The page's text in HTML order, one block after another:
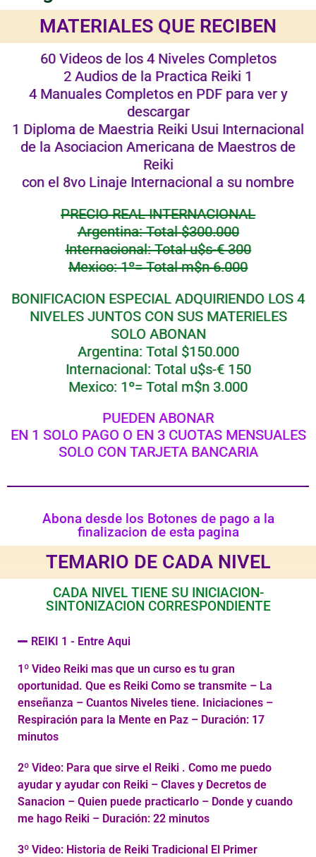
MATERIALES QUE RECIBEN
60 Videos de los 4 Niveles Completos
2 Audios de la Practica Reiki 1
4 Manuales Completos en PDF para ver y
descargar
1 Diploma de Maestria Reiki Usui Internacional
de la Asociacion Americana de Maestros de
Reiki
con el 8vo Linaje Internacional a su nombre
PRECIO REAL INTERNACIONAL
Argentina: Total $300.000
Internacional: Total u$s-€ 300
Mexico: 1º= Total m$n 6.000
BONIFICACION ESPECIAL ADQUIRIENDO LOS 4
NIVELES JUNTOS CON SUS MATERIELES
SOLO ABONAN
Argentina: Total $150.000
Internacional: Total u$s-€ 150
Mexico: 1º= Total m$n 3.000
PUEDEN ABONAR
EN 1 SOLO PAGO O EN 3 CUOTAS MENSUALES
SOLO CON TARJETA BANCARIA
Abona desde los Botones de pago a la
finalizacion de esta pagina
TEMARIO DE CADA NIVEL
CADA NIVEL TIENE SU INICIACION-
SINTONIZACION CORRESPONDIENTE
REIKI 1 - Entre Aqui
1º Video Reiki mas que un curso es tu gran
oportunidad. Que es Reiki Como se transmite – La
enseñanza – Cuantos Niveles tiene. Iniciaciones –
Respiración para la Mente en Paz – Duración: 17
minutos
2º Video: Para que sirve el Reiki . Como me puedo
ayudar y ayudar con Reiki – Claves y Decretos de
Sanacion – Quien puede practicarlo – Donde y cuando
me hago Reiki – Duración: 22 minutos
3º Video: Historia de Reiki Tradicional El Primer